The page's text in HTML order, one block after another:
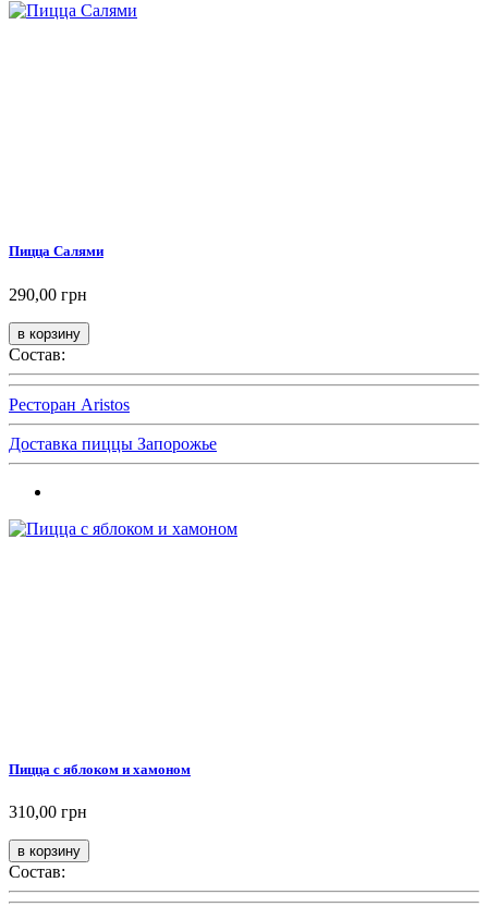
Пицца Салями
290,00 грн
Состав:
Ресторан Aristos
Доставка пиццы Запорожье
Пицца с яблоком и хамоном
310,00 грн
Состав: